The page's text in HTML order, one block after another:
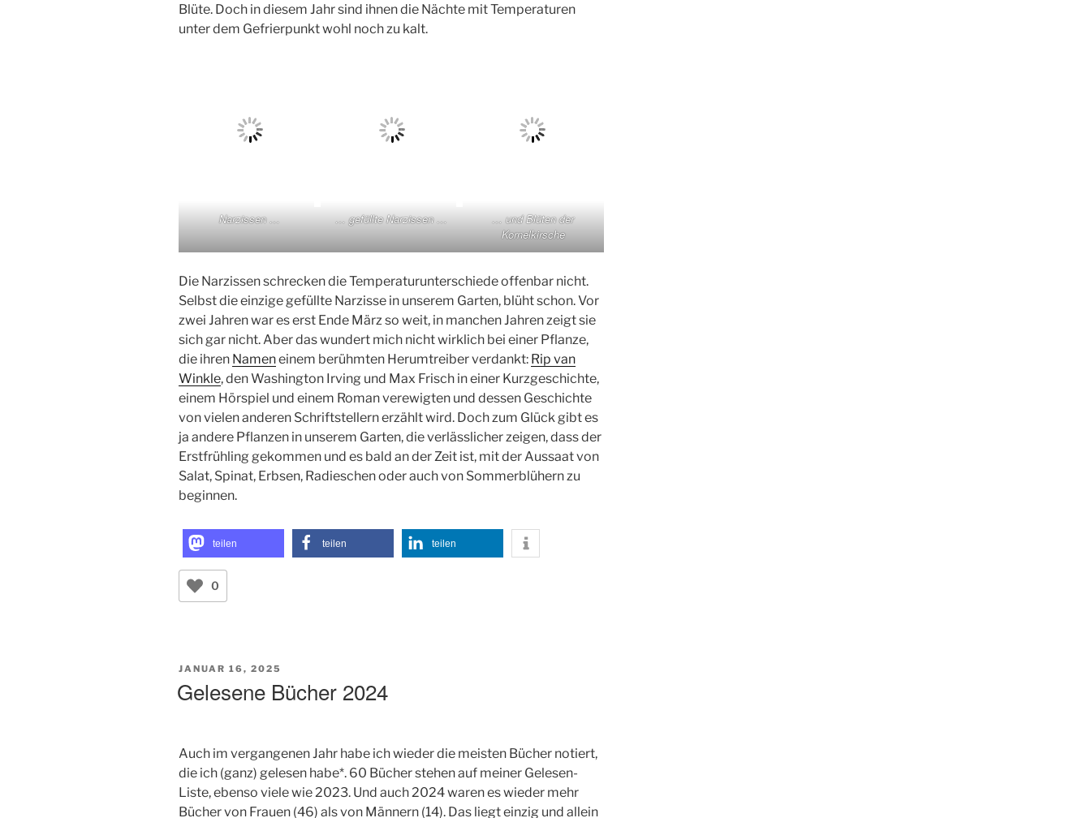
Blüte. Doch in diesem Jahr sind ihnen die Nächte mit Temperaturen
unter dem Gefrierpunkt wohl noch zu kalt.
Narzissen … … gefüllte Narzissen …
… und Blüten der
Kornelkirsche
Die Narzissen schrecken die Temperaturunterschiede offenbar nicht.
Selbst die einzige gefüllte Narzisse in unserem Garten, blüht schon. Vor
zwei Jahren war es erst Ende März so weit, in manchen Jahren zeigt sie
sich gar nicht. Aber das wundert mich nicht wirklich bei einer Pflanze,
die ihren Nameneinem berühmten Herumtreiber verdankt: Rip van
Winkle, den Washington Irving und Max Frisch in einer Kurzgeschichte,
einem Hörspiel und einem Roman verewigten und dessen Geschichte
von vielen anderen Schriftstellern erzählt wird. Doch zum Glück gibt es
ja andere Pflanzen in unserem Garten, die verlässlicher zeigen, dass der
Erstfrühling gekommen und es bald an der Zeit ist, mit der Aussaat von
Salat, Spinat, Erbsen, Radieschen oder auch von Sommerblühern zu
beginnen.
teilen teilen teilen
0
VERÖFFENTLICHT
JANUAR 16, 2025
Gelesene Bücher 2024
Auch im vergangenen Jahr habe ich wieder die meisten Bücher notiert,
die ich (ganz) gelesen habe*. 60 Bücher stehen auf meiner Gelesen-
Liste, ebenso viele wie 2023. Und auch 2024 waren es wieder mehr
Bücher von Frauen (46) als von Männern (14). Das liegt einzig und allein